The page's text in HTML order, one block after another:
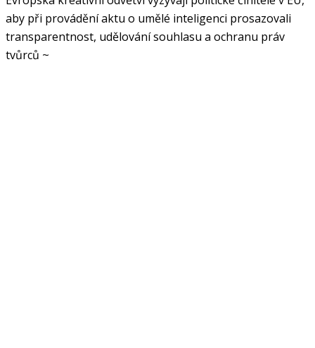
aby při provádění aktu o umělé inteligenci prosazovali
transparentnost, udělování souhlasu a ochranu práv
tvůrců ~